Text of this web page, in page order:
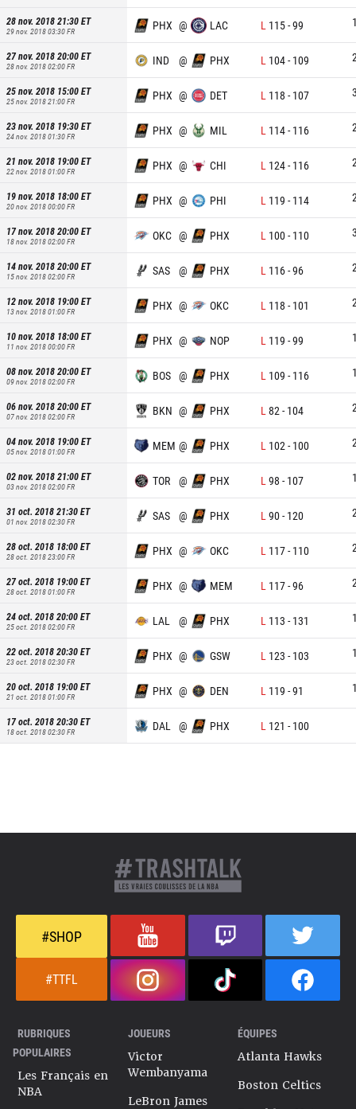
28 nov. 2018 21:30ET
29 nov. 2018 03:30FR PHX @ LAC L 115-99
27 nov. 2018 20:00ET
28 nov. 2018 02:00FR IND @ PHX L 104- 109
25 nov. 2018 15:00ET
25 nov. 2018 21:00FR PHX @ DET L 118 - 107
23 nov. 2018 19:30ET
24 nov. 2018 01:30FR PHX @ MIL L 114- 116
21 nov. 2018 19:00ET
22 nov. 2018 01:00FR PHX @ CHI L 124- 116
19 nov. 2018 18:00ET
20 nov. 2018 00:00FR PHX @ PHI L 119 - 114
17 nov. 2018 20:00ET
18 nov. 2018 02:00FR OKC @ PHX L 100- 110
14 nov. 2018 20:00ET
15 nov. 2018 02:00FR SAS @ PHX L 116-96
12 nov. 2018 19:00ET
13 nov. 2018 01:00FR PHX @ OKC L 118 - 101
10 nov. 2018 18:00ET
11 nov. 2018 00:00FR PHX @ NOP L 119 -99
08 nov. 2018 20:00ET
09 nov. 2018 02:00FR BOS @ PHX L 109 - 116
06 nov. 2018 20:00ET
07 nov. 2018 02:00FR BKN @ PHX L 82 - 104
04 nov. 2018 19:00ET
05 nov. 2018 01:00FR MEM @ PHX L 102 - 100
02 nov. 2018 21:00ET
03 nov. 2018 02:00FR TOR @ PHX L 98 - 107
31 oct. 2018 21:30ET
01 nov. 2018 02:30FR SAS @ PHX L 90- 120
28 oct. 2018 18:00ET
28 oct. 2018 23:00FR PHX @ OKC L 117- 110
27 oct. 2018 19:00ET
28 oct. 2018 01:00FR PHX @ MEM L 117-96
24 oct. 2018 20:00ET
25 oct. 2018 02:00FR LAL @ PHX L 113 - 131
22 oct. 2018 20:30ET
23 oct. 2018 02:30FR PHX @ GSW L 123 - 103
20 oct. 2018 19:00ET
21 oct. 2018 01:00FR PHX @ DEN L 119 -91
17 oct. 2018 20:30ET
18 oct. 2018 02:30FR DAL @ PHX L 121 - 100
#SHOP
#TTFL
RUBRIQUES
POPULAIRES
Les Français en
NBA
JOUEURS
Victor
Wembanyama
LeBron James
ÉQUIPES
Atlanta Hawks
Boston Celtics